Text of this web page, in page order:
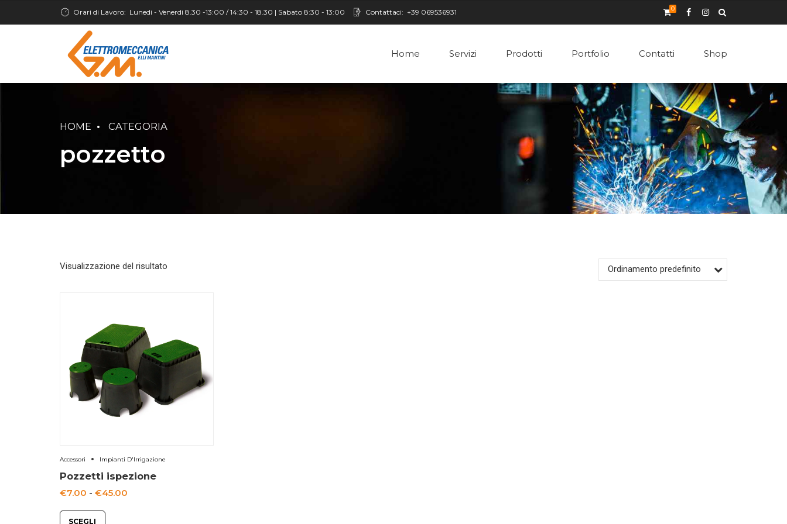
Orari di Lavoro: Lunedi - Venerdi 8.30 -13:00 / 14:30 - 18.30 | Sabato 8:30 - 13:00 Contattaci: +39 069536931 0
Home Servizi Prodotti Portfolio Contatti Shop
HOME CATEGORIA
pozzetto
Visualizzazione del risultato Ordinamento predefinito
Accessori Impianti D'Irrigazione
Pozzetti ispezione
€7.00 - €45.00
SCEGLI